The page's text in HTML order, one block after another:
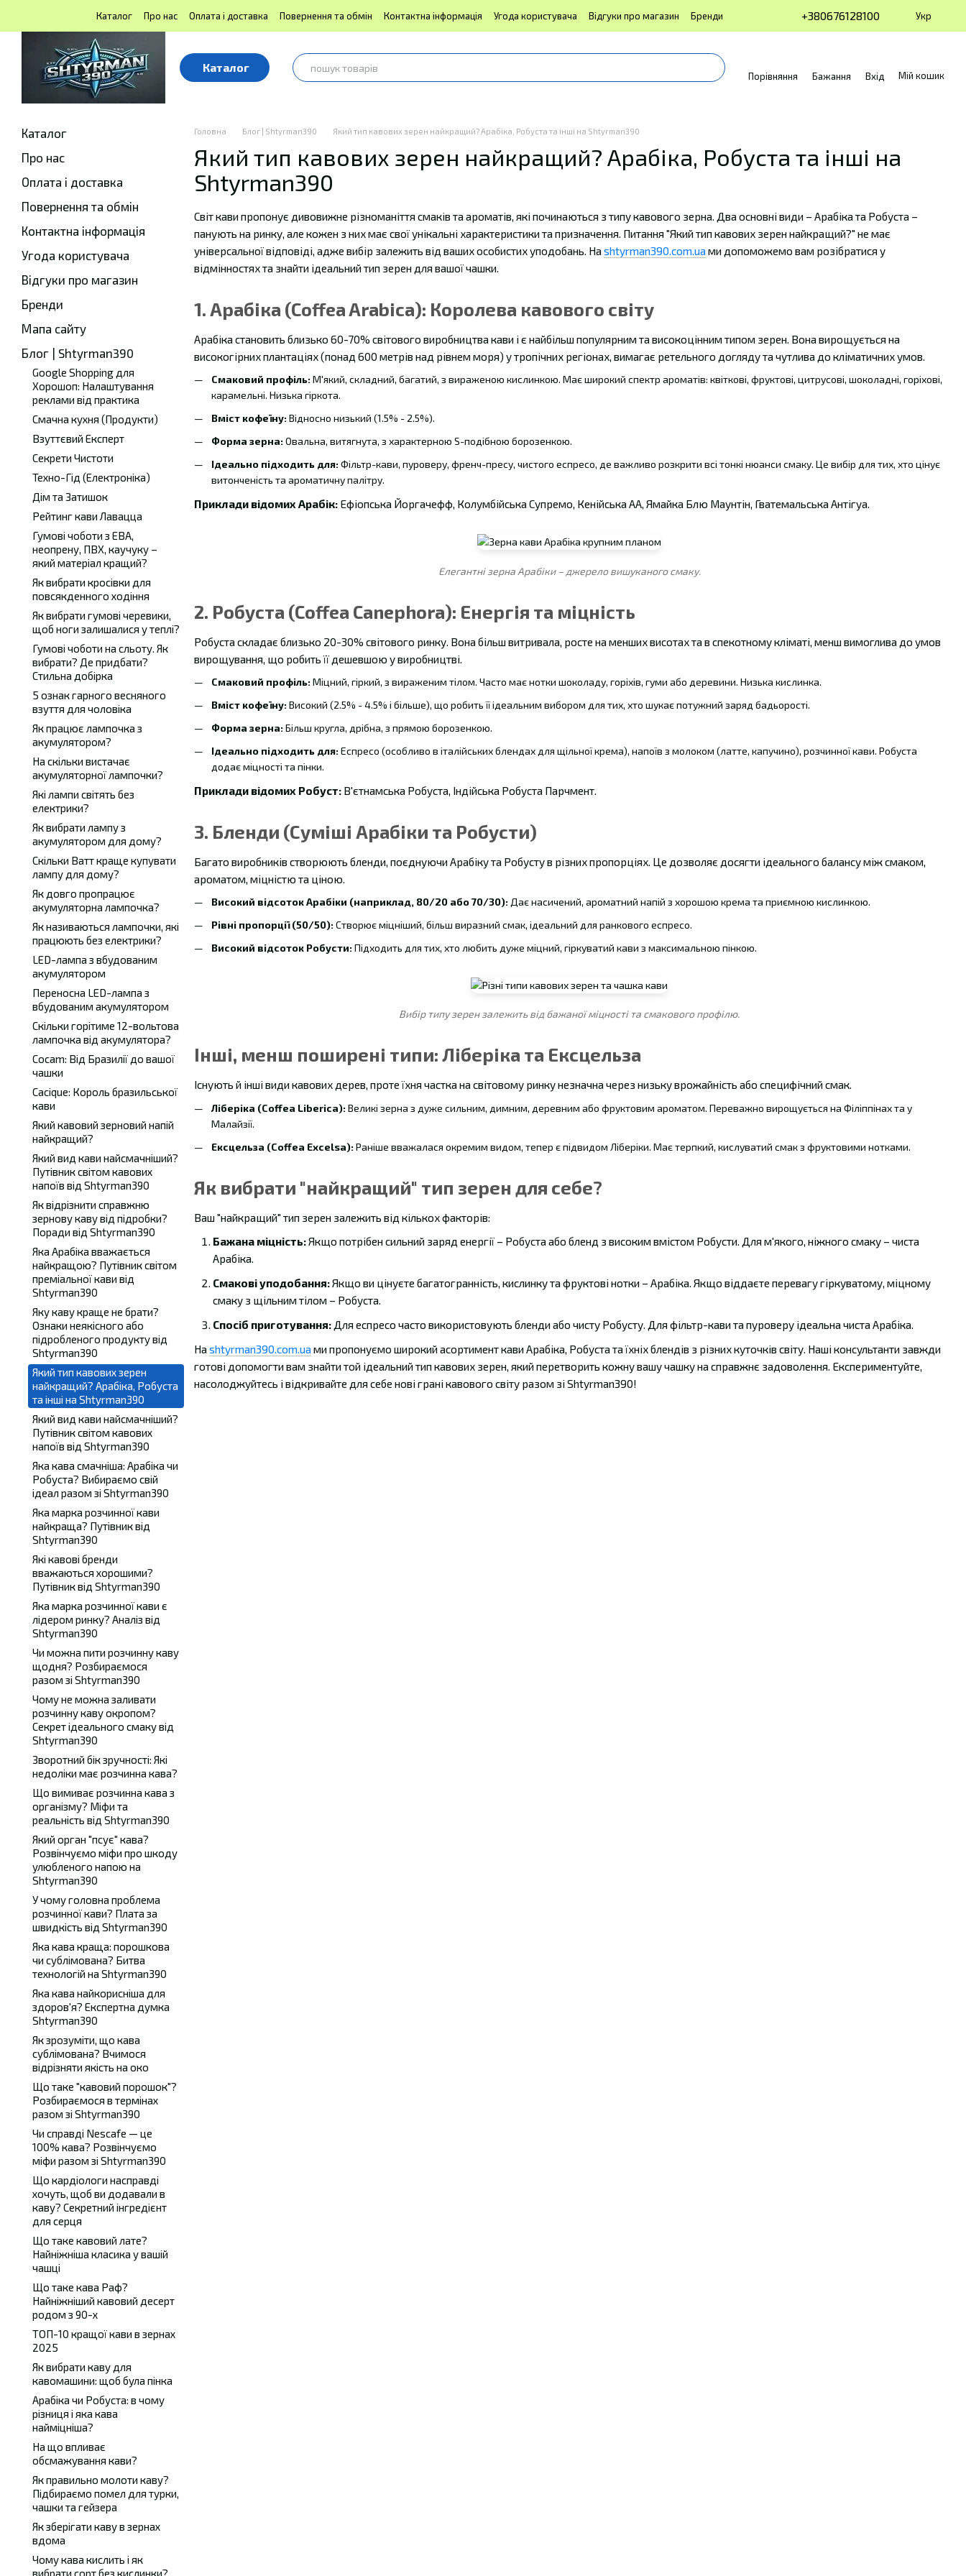
Перейти до основного контенту
Каталог Про нас Оплата і доставка Повернення та обмін Контактна інформація Угода користувача Відгуки про магазин
Бренди
Блог | Shtyrman390
Публічна оферта
+380676128100 Укр
Каталог
Порівняння Бажання Вхід Мій кошик
Головна Блог | Shtyrman390 Який тип кавових зерен найкращий? Арабіка, Робуста та інші на Shtyrman390
Який тип кавових зерен найкращий? Арабіка, Робуста та інші на
Shtyrman390
Світ кави пропонує дивовижне різноманіття смаків та ароматів, які починаються з типу кавового зерна. Два основні види – Арабіка та Робуста –
панують на ринку, але кожен з них має свої унікальні характеристики та призначення. Питання "Який тип кавових зерен найкращий?" не має
універсальної відповіді, адже вибір залежить від ваших особистих уподобань. Наshtyrman390.com.ua ми допоможемо вам розібратися у
відмінностях та знайти ідеальний тип зерен для вашої чашки.
1. Арабіка (Coffea Arabica): Королева кавового світу
Арабіка становить близько 60-70% світового виробництва кави і є найбільш популярним та високоцінним типом зерен. Вона вирощується на
високогірних плантаціях (понад 600 метрів над рівнем моря) у тропічних регіонах, вимагає ретельного догляду та чутлива до кліматичних умов.
Смаковий профіль:М'який, складний, багатий, з вираженою кислинкою. Має широкий спектр ароматів: квіткові, фруктові, цитрусові, шоколадні, горіхові,
карамельні. Низька гіркота.
Вміст кофеїну:Відносно низький (1.5% - 2.5%).
Форма зерна:Овальна, витягнута, з характерною S-подібною борозенкою.
Ідеально підходить для:Фільтр-кави, пуроверу, френч-пресу, чистого еспресо, де важливо розкрити всі тонкі нюанси смаку. Це вибір для тих, хто цінує
витонченість та ароматичну палітру.
Приклади відомих Арабік: Ефіопська Йоргачефф, Колумбійська Супремо, Кенійська АА, Ямайка Блю Маунтін, Гватемальська Антігуа.
Елегантні зерна Арабіки – джерело вишуканого смаку.
2. Робуста (Coffea Canephora): Енергія та міцність
Робуста складає близько 20-30% світового ринку. Вона більш витривала, росте на менших висотах та в спекотному кліматі, менш вимоглива до умов
вирощування, що робить її дешевшою у виробництві.
Смаковий профіль:Міцний, гіркий, з вираженим тілом. Часто має нотки шоколаду, горіхів, гуми або деревини. Низька кислинка.
Вміст кофеїну:Високий (2.5% - 4.5% і більше), що робить її ідеальним вибором для тих, хто шукає потужний заряд бадьорості.
Форма зерна:Більш кругла, дрібна, з прямою борозенкою.
Ідеально підходить для:Еспресо (особливо в італійських блендах для щільної крема), напоїв з молоком (латте, капучино), розчинної кави. Робуста
додає міцності та пінки.
Приклади відомих Робуст: В'єтнамська Робуста, Індійська Робуста Парчмент.
3. Бленди (Суміші Арабіки та Робусти)
Багато виробників створюють бленди, поєднуючи Арабіку та Робусту в різних пропорціях. Це дозволяє досягти ідеального балансу між смаком,
ароматом, міцністю та ціною.
Високий відсоток Арабіки (наприклад, 80/20 або 70/30): Дає насичений, ароматний напій з хорошою крема та приємною кислинкою.
Рівні пропорції (50/50):Створює міцніший, більш виразний смак, ідеальний для ранкового еспресо.
Високий відсоток Робусти:Підходить для тих, хто любить дуже міцний, гіркуватий кави з максимальною пінкою.
Вибір типу зерен залежить від бажаної міцності та смакового профілю.
Інші, менш поширені типи: Ліберіка та Ексцельза
Існують й інші види кавових дерев, проте їхня частка на світовому ринку незначна через низьку врожайність або специфічний смак.
Ліберіка (Coffea Liberica):Великі зерна з дуже сильним, димним, деревним або фруктовим ароматом. Переважно вирощується на Філіппінах та у
Малайзії.
Ексцельза (Coffea Excelsa):Раніше вважалася окремим видом, тепер є підвидом Ліберіки. Має терпкий, кислуватий смак з фруктовими нотками.
Як вибрати "найкращий" тип зерен для себе?
Ваш "найкращий" тип зерен залежить від кількох факторів:
Бажана міцність:Якщо потрібен сильний заряд енергії – Робуста або бленд з високим вмістом Робусти. Для м'якого, ніжного смаку – чиста
Арабіка.
Смакові уподобання:Якщо ви цінуєте багатогранність, кислинку та фруктові нотки – Арабіка. Якщо віддаєте перевагу гіркуватому, міцному
смаку з щільним тілом – Робуста.
Спосіб приготування: Для еспресо часто використовують бленди або чисту Робусту. Для фільтр-кави та пуроверу ідеальна чиста Арабіка.
Наshtyrman390.com.ua ми пропонуємо широкий асортимент кави Арабіка, Робуста та їхніх блендів з різних куточків світу. Наші консультанти завжди
готові допомогти вам знайти той ідеальний тип кавових зерен, який перетворить кожну вашу чашку на справжнє задоволення. Експериментуйте,
насолоджуйтесь і відкривайте для себе нові грані кавового світу разом зі Shtyrman390!
Каталог
Про нас
Оплата і доставка
Повернення та обмін
Контактна інформація
Угода користувача
Відгуки про магазин
Бренди
Мапа сайту
Блог | Shtyrman390
Google Shopping для
Хорошоп: Налаштування
реклами від практика
Смачна кухня (Продукти)
Взуттєвий Експерт
Секрети Чистоти
Техно-Гід (Електроніка)
Дім та Затишок
Рейтинг кави Лавацца
Гумові чоботи з ЕВА,
неопрену, ПВХ, каучуку –
який матеріал кращий?
Як вибрати кросівки для
повсякденного ходіння
Як вибрати гумові черевики,
щоб ноги залишалися у теплі?
Гумові чоботи на сльоту. Як
вибрати? Де придбати?
Стильна добірка
5 ознак гарного весняного
взуття для чоловіка
Як працює лампочка з
акумулятором?
На скільки вистачає
акумуляторної лампочки?
Які лампи світять без
електрики?
Як вибрати лампу з
акумулятором для дому?
Скільки Ватт краще купувати
лампу для дому?
Як довго пропрацює
акумуляторна лампочка?
Як називаються лампочки, які
працюють без електрики?
LED-лампа з вбудованим
акумулятором
Переносна LED-лампа з
вбудованим акумулятором
Скільки горітиме 12-вольтова
лампочка від акумулятора?
Cocam: Від Бразилії до вашої
чашки
Cacique: Король бразильської
кави
Який кавовий зерновий напій
найкращий?
Який вид кави найсмачніший?
Путівник світом кавових
напоїв від Shtyrman390
Як відрізнити справжню
зернову каву від підробки?
Поради від Shtyrman390
Яка Арабіка вважається
найкращою? Путівник світом
преміальної кави від
Shtyrman390
Яку каву краще не брати?
Ознаки неякісного або
підробленого продукту від
Shtyrman390
Який тип кавових зерен
найкращий? Арабіка, Робуста
та інші на Shtyrman390
Який вид кави найсмачніший?
Путівник світом кавових
напоїв від Shtyrman390
Яка кава смачніша: Арабіка чи
Робуста? Вибираємо свій
ідеал разом зі Shtyrman390
Яка марка розчинної кави
найкраща? Путівник від
Shtyrman390
Які кавові бренди
вважаються хорошими?
Путівник від Shtyrman390
Яка марка розчинної кави є
лідером ринку? Аналіз від
Shtyrman390
Чи можна пити розчинну каву
щодня? Розбираємося
разом зі Shtyrman390
Чому не можна заливати
розчинну каву окропом?
Секрет ідеального смаку від
Shtyrman390
Зворотний бік зручності: Які
недоліки має розчинна кава?
Що вимиває розчинна кава з
організму? Міфи та
реальність від Shtyrman390
Який орган "псує" кава?
Розвінчуємо міфи про шкоду
улюбленого напою на
Shtyrman390
У чому головна проблема
розчинної кави? Плата за
швидкість від Shtyrman390
Яка кава краща: порошкова
чи сублімована? Битва
технологій на Shtyrman390
Яка кава найкорисніша для
здоров'я? Експертна думка
Shtyrman390
Як зрозуміти, що кава
сублімована? Вчимося
відрізняти якість на око
Що таке "кавовий порошок"?
Розбираємося в термінах
разом зі Shtyrman390
Чи справді Nescafe — це
100% кава? Розвінчуємо
міфи разом зі Shtyrman390
Що кардіологи насправді
хочуть, щоб ви додавали в
каву? Секретний інгредієнт
для серця
Що таке кавовий лате?
Найніжніша класика у вашій
чашці
Що таке кава Раф?
Найніжніший кавовий десерт
родом з 90-х
ТОП-10 кращої кави в зернах
2025
Як вибрати каву для
кавомашини: щоб була пінка
Арабіка чи Робуста: в чому
різниця і яка кава
найміцніша?
На що впливає
обсмажування кави?
Як правильно молоти каву?
Підбираємо помел для турки,
чашки та гейзера
Як зберігати каву в зернах
вдома
Чому кава кислить і як
вибрати сорт без кислинки?